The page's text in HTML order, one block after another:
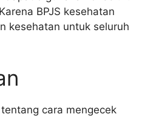
BPJS kesehatan
kesehatan untuk seluruh
cara mengecek